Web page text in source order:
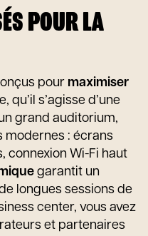
POUR LA
pour maximiser
qu’il s’agisse d’une
grand auditorium,
modernes : écrans
connexion Wi-Fi haut
garantit un
longues sessions de
center, vous avez
et partenaires